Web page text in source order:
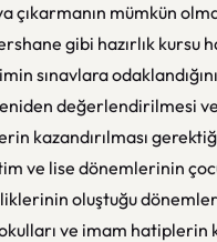
mümkün
gibi hazırlık kursu
sınavlara
değerlendirilmesi ve
kazandırılması
ve lise dönemlerinin
oluştuğu
ve imam hatiplerin